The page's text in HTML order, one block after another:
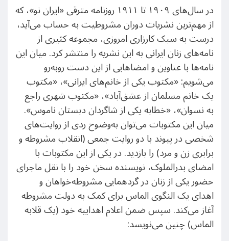
در سال‌های ۱۹۰۹ تا ۱۹۱۱ روزنامه مترقی «ایران نو»، که
از مهم‌ترین نشریات دوران مشروطیت به حساب می‌آید،
درست به سبک کارزاری امروزی، مجموعه کثیری از
نامه‌های زنان ایرانی به این نشریه را منتشر کرد. میان این
نامه‌ها با عناوین و امضاهایی از این دست روبه‌رو
می‌شویم: «مکتوب یکی از خانم‌های ایرانی»، «مکتوب
یک خانم مسلمان از عشق‌آباد»، «مکتوب شهری راجع
به نسوان»، «خطابه یکی از شاگردان دبستان ناموس».
میان این مکتوبات می‌توان به‌وضوح ردی از روایت‌های
شخصی در پیوند با دو روایت جمعی (انقلاب مشروطه و
برابری زن و مرد) را بازدید. در یکی از این مکتوبات با
امضای بدرالملوک، نویسنده سخن خود را با نقل ماجرای
حضور یکی از زنان در گردهمایی مشروطه‌خواهان و
اهدای یک النگوی الماس برای کمک به دولت مشروطه
آغاز می‌کند. سپس ضمن اعلام اهداییه خود (یک قلابه
الماس) چنین می‌نویسد: